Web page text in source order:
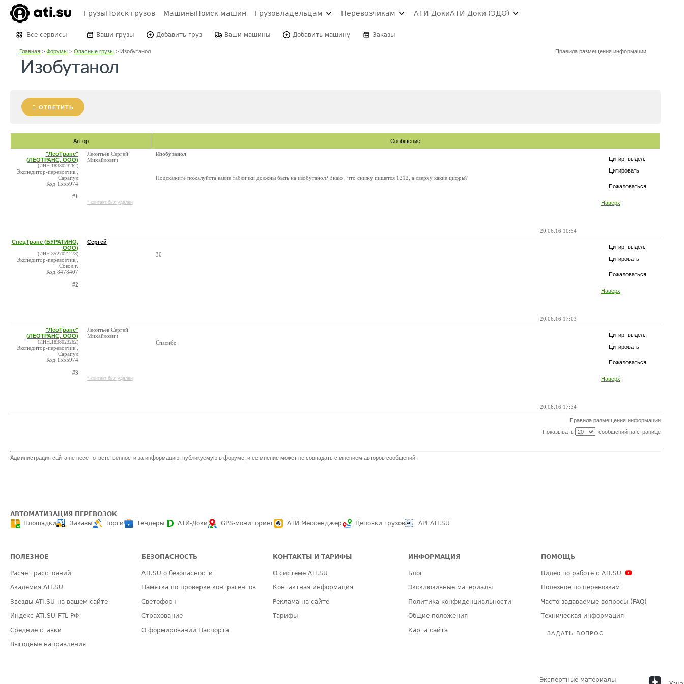
ГрузыПоиск грузов МашиныПоиск машин Грузовладельцам Перевозчикам АТИ-ДокиАТИ-Доки (ЭДО)
Все сервисы Ваши грузы Добавить груз Ваши машины Добавить машину Заказы
Главная >Форумы >Опасные грузы > Изобутанол Правила размещения информации
Изобутанол
ОТВЕТИТЬ
Автор Сообщение
Цитир. выдел.
Цитировать
Пожаловаться
Наверх
"ЛеоТранс"
(ЛЕОТРАНС, ООО)
(ИНН:1838023262)
Экспедитор-перевозчик ,
Сарапул
Код:1555974
#1
Леонтьев Сергей
Михайлович
* контакт был удален
Изобутанол
Подскажите пожалуйста какие таблички должны быть на изобутанол? Знаю , что снижу пишется 1212, а сверху какие цифры?
20.06.16 10:54
Цитир. выдел.
Цитировать
Пожаловаться
Наверх
СпецТранс (БУРАТИНО,
ООО)
(ИНН:3527021273)
Экспедитор-перевозчик ,
Сокол г.
Код:8478407
#2
Сергей
30
20.06.16 17:03
Цитир. выдел.
Цитировать
Пожаловаться
Наверх
"ЛеоТранс"
(ЛЕОТРАНС, ООО)
(ИНН:1838023262)
Экспедитор-перевозчик ,
Сарапул
Код:1555974
#3
Леонтьев Сергей
Михайлович
* контакт был удален
Спасибо
20.06.16 17:34
Правила размещения информации
Показывать
сообщений на странице
Администрация сайта не несет ответственности за информацию, публикуемую в форуме, и ее мнение может не совпадать с мнением авторов сообщений.
АВТОМАТИЗАЦИЯ ПЕРЕВОЗОК
Площадки
Заказы Торги Тендеры АТИ-Доки GPS-мониторинг АТИ Мессенджер Цепочки грузов API ATI.SU
ПОЛЕЗНОЕ
Расчет расстояний
Академия ATI.SU
Звезды ATI.SU на вашем сайте
Индекс ATI.SU FTL РФ
Средние ставки
Выгодные направления
БЕЗОПАСНОСТЬ
ATI.SU о безопасности
Памятка по проверке контрагентов
Светофор+
Страхование
О формировании Паспорта
КОНТАКТЫ И ТАРИФЫ
О системе ATI.SU
Контактная информация
Реклама на сайте
Тарифы
ИНФОРМАЦИЯ
Блог
Эксклюзивные материалы
Политика конфиденциальности
Общие положения
Карта сайта
ПОМОЩЬ
Видео по работе с ATI.SU
Полезное по перевозкам
Часто задаваемые вопросы (FAQ)
Техническая информация
ЗАДАТЬ ВОПРОС
Экспертные материалы